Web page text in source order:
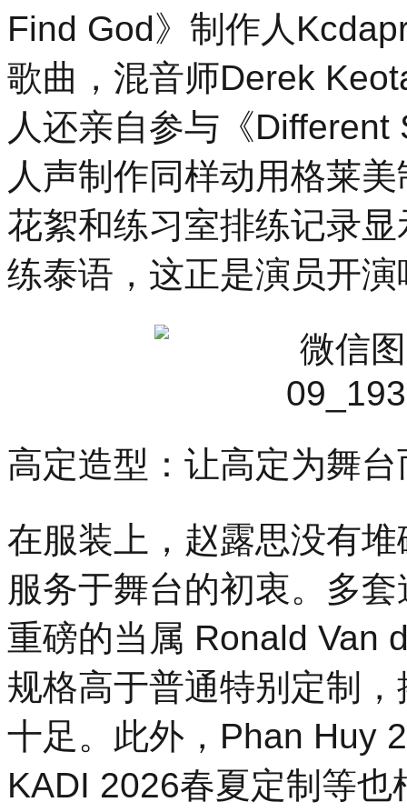
Find God》制作人
歌曲，混音师Derek
人还亲自参与《
人声制作同样动用格莱
花絮和练习室排练记录
练泰语，这正是演员开
高定造型：让高定为舞台
在服装上，赵露思没有
服务于舞台的初衷。多
重磅的当属 Ronald Van
规格高于普通特别定制
十足。此外，Phan Huy
KADI 2026春夏定制等